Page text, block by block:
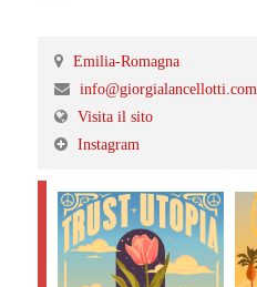
Emilia-Romagna
info@giorgialancellotti.com
Visita il sito
Instagram